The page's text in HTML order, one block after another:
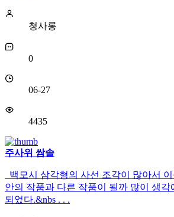
청사롱
0
06-27
4435
주사위 쌈솔
백모시 삼각형의 사선 조각이 많아서
안의 작품과 다른 작품이 될까 많이 생각
되었다.&nbs . . .